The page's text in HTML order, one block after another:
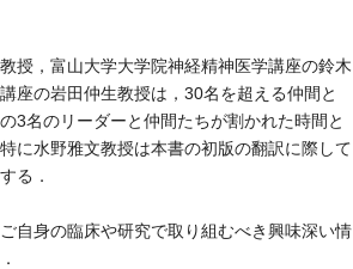
授，富山大学大学院神経精神医学講座の鈴木
座の岩田仲生教授は，30名を超える仲間と
3名のリーダーと仲間たちが割かれた時間と
に水野雅文教授は本書の初版の翻訳に際して
る．
自身の臨床や研究で取り組むべき興味深い情